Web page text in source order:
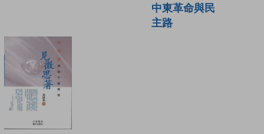
中東革命與民
主路